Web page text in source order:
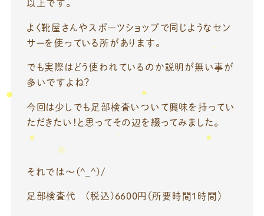
以上です。
よく靴屋さんやスポーツショップで同じようなセン
サーを使っている所があります。
でも実際はどう使われているのか説明が無い事が
多いですよね？
今回は少しでも足部検査いついて興味を持ってい
ただきたい！と思ってその辺を綴ってみました。
それでは～(^_^)/
足部検査代 (税込)6600円（所要時間1時間）